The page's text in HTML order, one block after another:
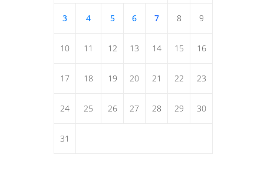
3 4 5 6 7 8 9
10 11 12 13 14 15 16
17 18 19 20 21 22 23
24 25 26 27 28 29 30
31